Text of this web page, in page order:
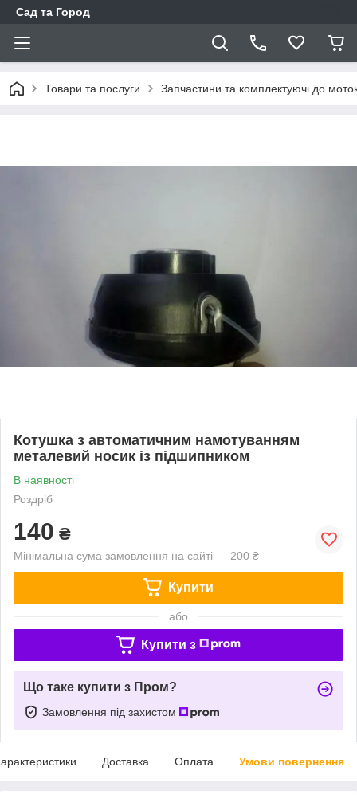
Сад та Город
Товари та послуги Запчастини та комплектуючі до
Котушка з автоматичним намотуванням
металевий носик із підшипником
В наявності
Роздріб
140 ₴
Мінімальна сума замовлення на сайті — 200 ₴
Купити
або
Купити з
Що таке купити з Пром?
Замовлення під захистом
Доставка Оплата Умови повернення